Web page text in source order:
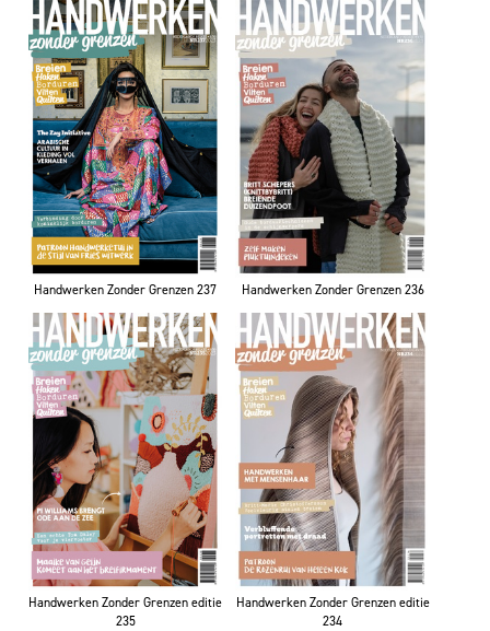
Handwerken Zonder Grenzen 237 Handwerken Zonder Grenzen 236
Handwerken Zonder Grenzen editie
235
Handwerken Zonder Grenzen editie
234